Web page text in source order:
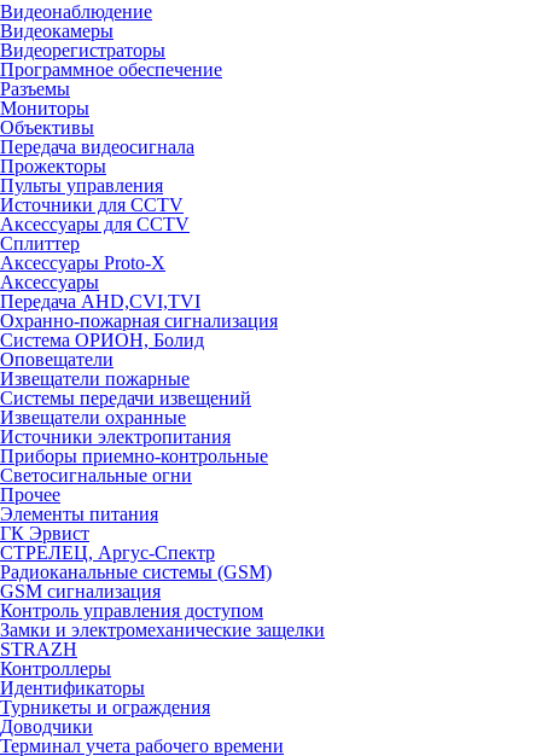
Видеонаблюдение
Видеокамеры
Видеорегистраторы
Программное обеспечение
Разъемы
Мониторы
Объективы
Передача видеосигнала
Прожекторы
Пульты управления
Источники для CCTV
Аксессуары для CCTV
Сплиттер
Аксессуары Proto-X
Аксессуары
Передача AHD,CVI,TVI
Охранно-пожарная сигнализация
Система ОРИОН, Болид
Оповещатели
Извещатели пожарные
Системы передачи извещений
Извещатели охранные
Источники электропитания
Приборы приемно-контрольные
Светосигнальные огни
Прочее
Элементы питания
ГК Эрвист
СТРЕЛЕЦ, Аргус-Спектр
Радиоканальные системы (GSM)
GSM сигнализация
Контроль управления доступом
Замки и электромеханические защелки
STRAZH
Контроллеры
Идентификаторы
Турникеты и ограждения
Доводчики
Терминал учета рабочего времени